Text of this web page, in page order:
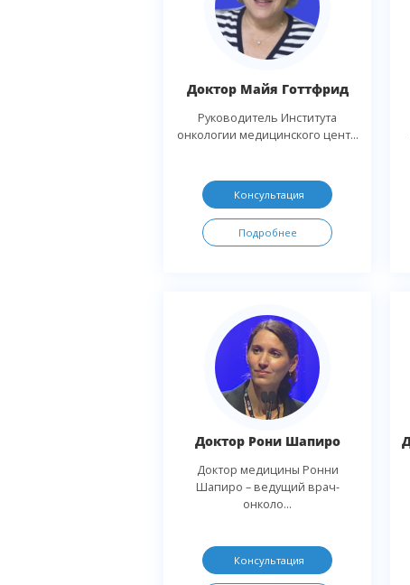
Доктор Майя Готтфрид
Руководитель Института
онкологии медицинского цент...
Консультация
Подробнее
Доктор Рони Шапиро
Доктор медицины Ронни
Шапиро – ведущий врач-
онколо...
Консультация